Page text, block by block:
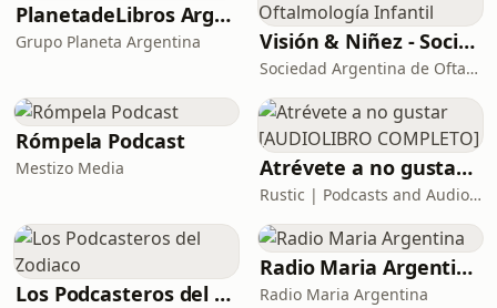
PlanetadeLibros Argentina - Podcast
Grupo Planeta Argentina Visión & Niñez - Sociedad Argentina de Oftalmología Infantil
Sociedad Argentina de Oftalmología Infantil
Rómpela Podcast
Mestizo Media Atrévete a no gustar [AUDIOLIBRO COMPLETO]
Rustic | Podcasts and Audiobooks
Los Podcasteros del Zodiaco
Radio Maria Argentina
Radio Maria Argentina